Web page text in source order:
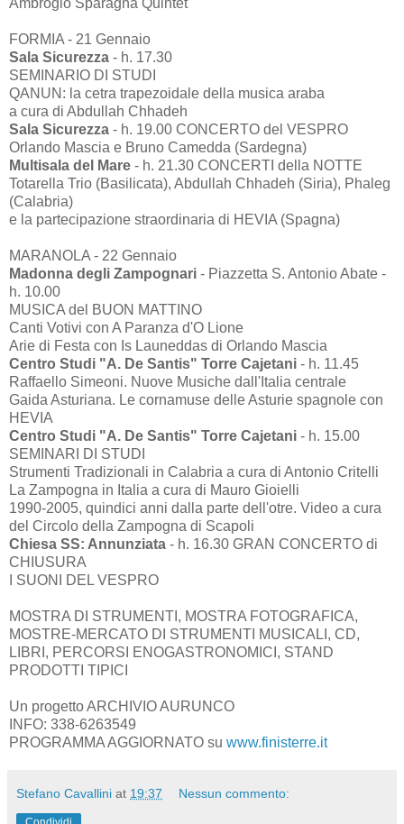
FORMIA - 21 Gennaio
Sala Sicurezza - h. 17.30
SEMINARIO DI STUDI
QANUN: la cetra trapezoidale della musica araba
a cura di Abdullah Chhadeh
Sala Sicurezza - h. 19.00 CONCERTO del VESPRO
Orlando Mascia e Bruno Camedda (Sardegna)
Multisala del Mare - h. 21.30 CONCERTI della NOTTE
Totarella Trio (Basilicata), Abdullah Chhadeh (Siria), Phaleg
(Calabria)
e la partecipazione straordinaria di HEVIA (Spagna)
MARANOLA - 22 Gennaio
Madonna degli Zampognari - Piazzetta S. Antonio Abate -
h. 10.00
MUSICA del BUON MATTINO
Canti Votivi con A Paranza d'O Lione
Arie di Festa con Is Launeddas di Orlando Mascia
Centro Studi "A. De Santis" Torre Cajetani - h. 11.45
Raffaello Simeoni. Nuove Musiche dall'Italia centrale
Gaida Asturiana. Le cornamuse delle Asturie spagnole con
HEVIA
Centro Studi "A. De Santis" Torre Cajetani - h. 15.00
SEMINARI DI STUDI
Strumenti Tradizionali in Calabria a cura di Antonio Critelli
La Zampogna in Italia a cura di Mauro Gioielli
1990-2005, quindici anni dalla parte dell'otre. Video a cura
del Circolo della Zampogna di Scapoli
Chiesa SS: Annunziata - h. 16.30 GRAN CONCERTO di
CHIUSURA
I SUONI DEL VESPRO
MOSTRA DI STRUMENTI, MOSTRA FOTOGRAFICA,
MOSTRE-MERCATO DI STRUMENTI MUSICALI, CD,
LIBRI, PERCORSI ENOGASTRONOMICI, STAND
PRODOTTI TIPICI
Un progetto ARCHIVIO AURUNCO
INFO: 338-6263549
PROGRAMMA AGGIORNATO su www.finisterre.it
Stefano Cavallini at 19:37 Nessun commento: